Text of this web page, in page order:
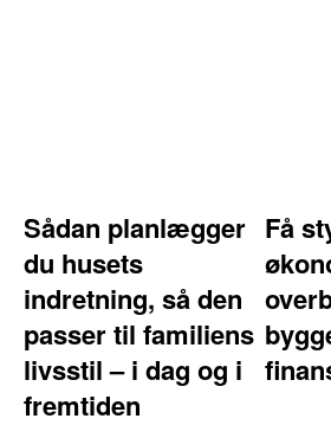
Sådan planlægger
du husets
indretning, så den
passer til familiens
livsstil – i dag og i
fremtiden
Få